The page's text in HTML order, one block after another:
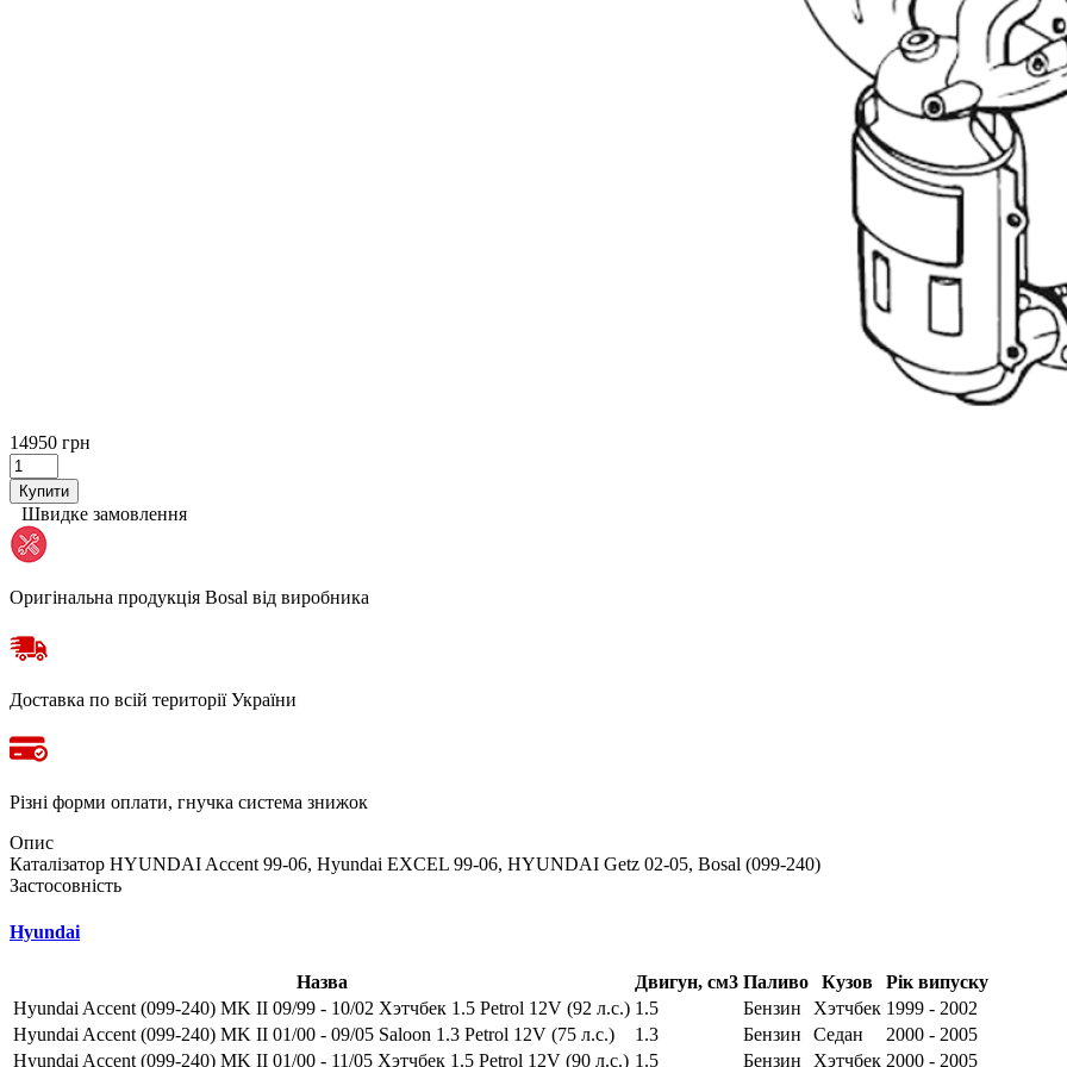
14950 грн
Купити
Швидке замовлення
Оригінальна продукція Bosal від виробника
Доставка по всій території України
Різні форми оплати, гнучка система знижок
Опис
Каталізатор HYUNDAI Accent 99-06, Hyundai EXCEL 99-06, HYUNDAI Getz 02-05, Bosal (099-240)
Застосовність
Hyundai
Назва Двигун, см3 Паливо Кузов
Рік випуску
Hyundai Accent (099-240) MK II 09/99 - 10/02 Хэтчбек 1.5 Petrol 12V (92 л.с.) 1.5 Бензин Хэтчбек 1999 - 2002
Hyundai Accent (099-240) MK II 01/00 - 09/05 Saloon 1.3 Petrol 12V (75 л.с.)
1.3 Бензин Седан
2000 - 2005
Hyundai Accent (099-240) MK II 01/00 - 11/05 Хэтчбек 1.5 Petrol 12V (90 л.с.) 1.5 Бензин Хэтчбек 2000 - 2005